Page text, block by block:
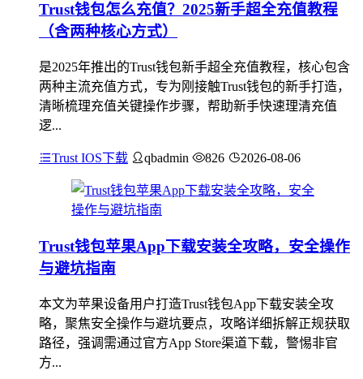
Trust钱包怎么充值？2025新手超全充值教程
（含两种核心方式）
是2025年推出的Trust钱包新手超全充值教程，核心包含
两种主流充值方式，专为刚接触Trust钱包的新手打造，
清晰梳理充值关键操作步骤，帮助新手快速理清充值
逻...
Trust IOS下载 qbadmin 826 2026-08-06
Trust钱包苹果App下载安装全攻略，安全操作
与避坑指南
本文为苹果设备用户打造Trust钱包App下载安装全攻
略，聚焦安全操作与避坑要点，攻略详细拆解正规获取
路径，强调需通过官方App Store渠道下载，警惕非官
方...